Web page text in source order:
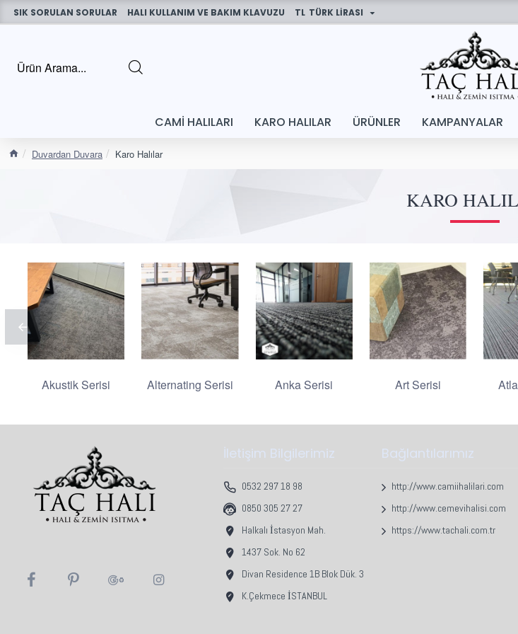
SIK SORULAN SORULAR HALI KULLANIM VE BAKIM KLAVUZU TL TÜRK LIRASI
CAMI HALILARI KARO HALILAR ÜRÜNLER KAMPANYALAR
Duvardan Duvara Karo Halılar
KARO
Akustik Serisi Alternating Serisi Anka Serisi Art Serisi
İletişim Bilgilerimiz
0532 297 18 98
0850 305 27 27
Halkalı İstasyon Mah.
1437 Sok. No 62
Divan Residence 1B Blok Dük. 3
K.Çekmece İSTANBUL
Bağlantılarımız
http://www.camiihalilari.com
http://www.cemevihalisi.com
https://www.tachali.com.tr